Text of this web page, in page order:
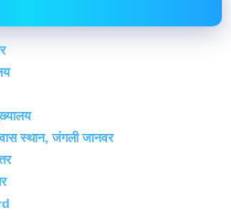
स्थान, जंगली जानवर